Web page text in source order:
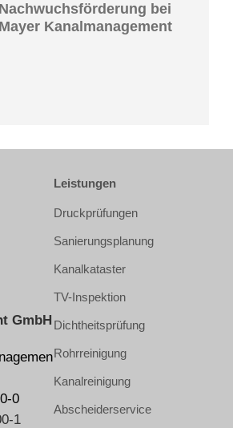
Nachwuchsförderung bei
Mayer Kanalmanagement
GmbH
0
1
Leistungen
Druckprüfungen
Sanierungsplanung
Kanalkataster
TV-Inspektion
Dichtheitsprüfung
Rohrreinigung
Kanalreinigung
Abscheiderservice